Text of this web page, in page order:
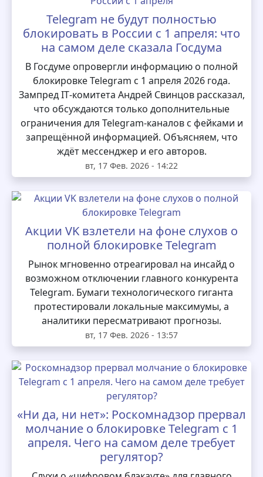
Telegram не будут полностью
блокировать в России с 1 апреля: что
на самом деле сказала Госдума
В Госдуме опровергли информацию о полной
блокировке Telegram с 1 апреля 2026 года.
Зампред IT‑комитета Андрей Свинцов рассказал,
что обсуждаются только дополнительные
ограничения для Telegram‑каналов с фейками и
запрещённой информацией. Объясняем, что
ждёт мессенджер и его авторов.
вт, 17 Фев. 2026 - 14:22
Акции VK взлетели на фоне слухов о
полной блокировке Telegram
Рынок мгновенно отреагировал на инсайд о
возможном отключении главного конкурента
Telegram. Бумаги технологического гиганта
протестировали локальные максимумы, а
аналитики пересматривают прогнозы.
вт, 17 Фев. 2026 - 13:57
«Ни да, ни нет»: Роскомнадзор прервал
молчание о блокировке Telegram с 1
апреля. Чего на самом деле требует
регулятор?